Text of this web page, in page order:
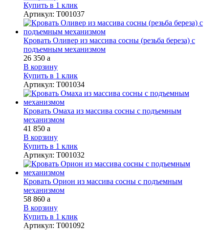
Купить в 1 клик
Артикул: Т001037
Кровать Оливер из массива сосны (резьба береза) с
подъемным механизмом
26 350 a
В корзину
Купить в 1 клик
Артикул: Т001034
Кровать Омаха из массива сосны с подъемным
механизмом
41 850 a
В корзину
Купить в 1 клик
Артикул: Т001032
Кровать Орион из массива сосны с подъемным
механизмом
58 860 a
В корзину
Купить в 1 клик
Артикул: Т001092